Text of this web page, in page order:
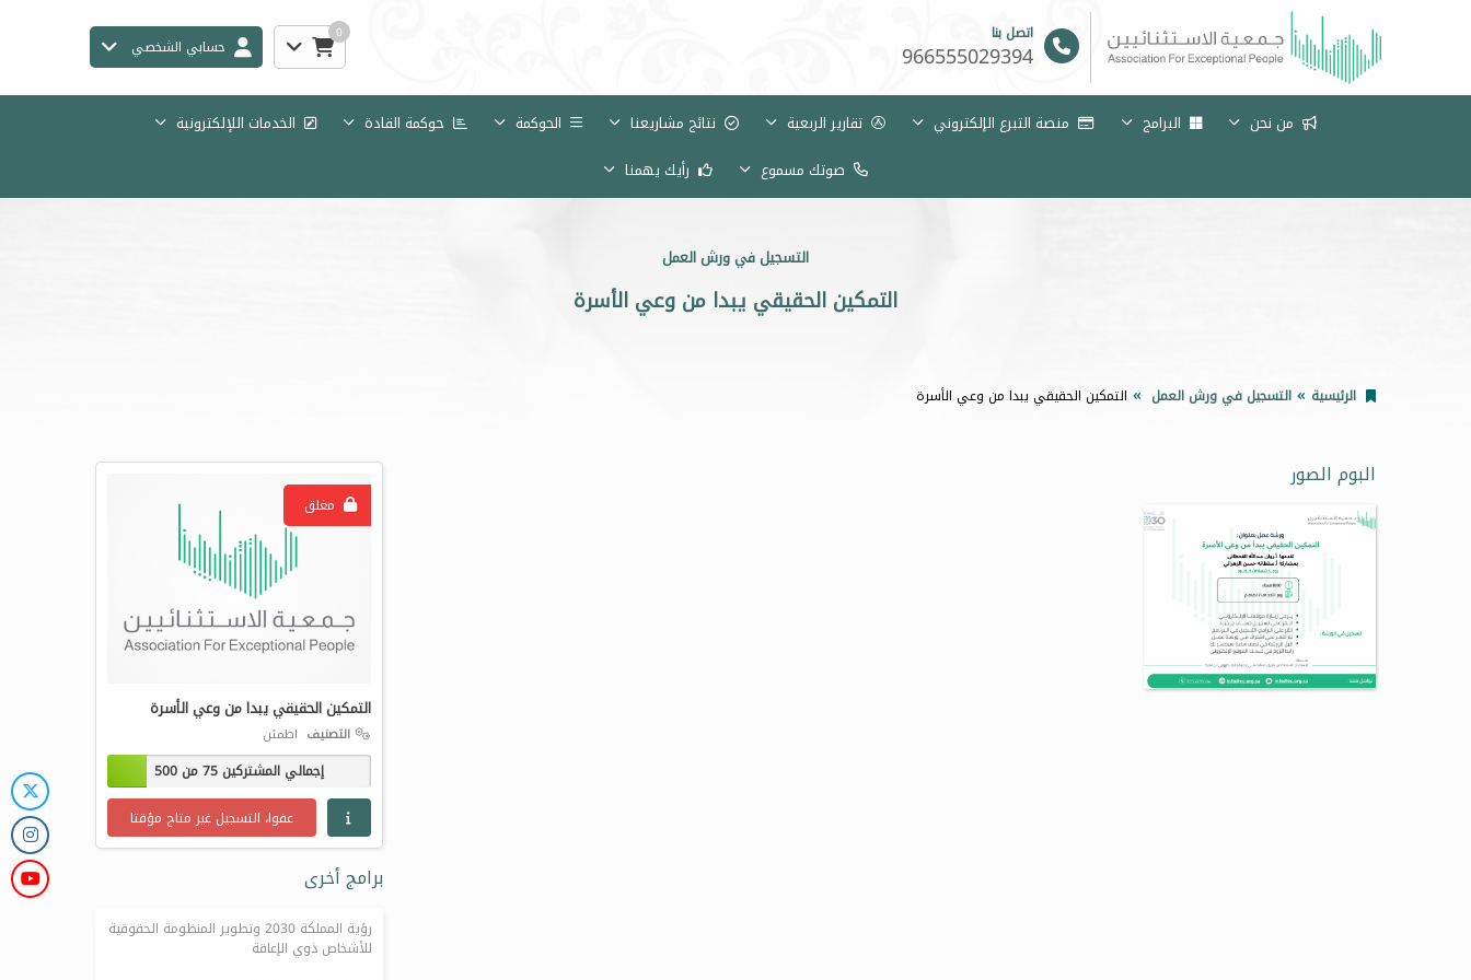
اتصل بنا
966555029394
0
حسابي الشخصي
من نحن البرامج منصة التبرع الإلكتروني تقارير الربعية نتائج مشاريعنا الحوكمة حوكمة القادة
الخدمات اللإلكترونية
صوتك مسموع
رأيك يهمنا
التسجيل في ورش العمل
التمكين الحقيقي يبدا من وعي الأسرة
الرئيسية التسجيل في ورش العمل التمكين الحقيقي يبدا من وعي الأسرة
البوم الصور
مغلق
التمكين الحقيقي يبدا من وعي الأسرة
التصنيف اطمئن
إجمالي المشتركين 75 من 500
عفوا، التسجيل غير متاح مؤقتا
برامج أخرى
رؤية المملكة 2030 وتطوير المنظومة الحقوقية
للأشخاص ذوي الإعاقة